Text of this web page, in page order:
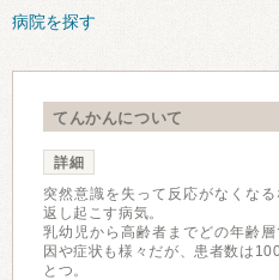
病院を探す
てんかんについて
詳細
突然意識を失って反応がなくな
返し起こす病気。
乳幼児から高齢者までどの年齢
因や症状も様々だが、患者数は
とつ。